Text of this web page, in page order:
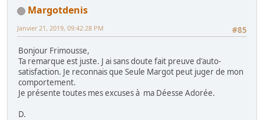
Margotdenis
#85
Janvier 21, 2019, 09:42:28 PM
Bonjour Frimousse,
Ta remarque est juste. J ai sans doute fait preuve d'auto-
satisfaction. Je reconnais que Seule Margot peut juger de mon
comportement.
Je présente toutes mes excuses à ma Déesse Adorée.
D.